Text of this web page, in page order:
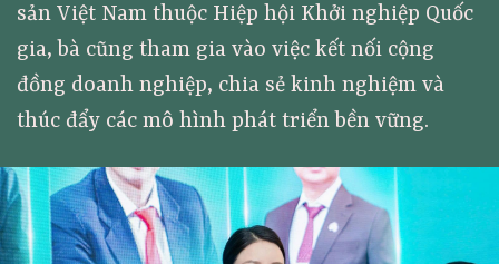
sản Việt Nam thuộc Hiệp hội Khởi nghiệp Quốc
gia, bà cũng tham gia vào việc kết nối cộng
đồng doanh nghiệp, chia sẻ kinh nghiệm và
thúc đẩy các mô hình phát triển bền vững.